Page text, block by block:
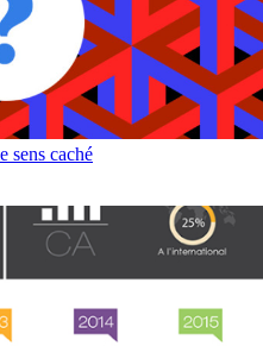
sens caché